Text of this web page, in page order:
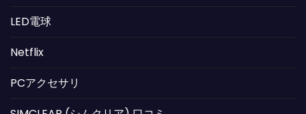
LED電球
Netflix
PCアクセサリ